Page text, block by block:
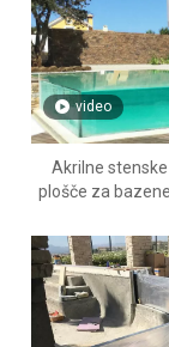
video
Akrilne
plošče za
storitev -